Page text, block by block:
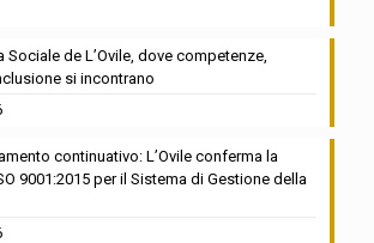
Sociale de L’Ovile, dove competenze,
si incontrano
continuativo: L’Ovile conferma la
9001:2015 per il Sistema di Gestione della